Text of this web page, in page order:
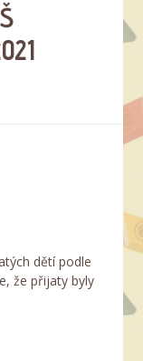
dětí podle
že přijaty byly